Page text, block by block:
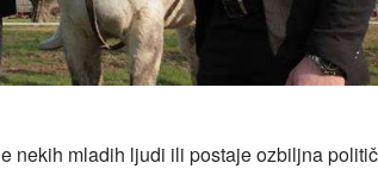
nekih mladih ljudi ili postaje ozbiljna